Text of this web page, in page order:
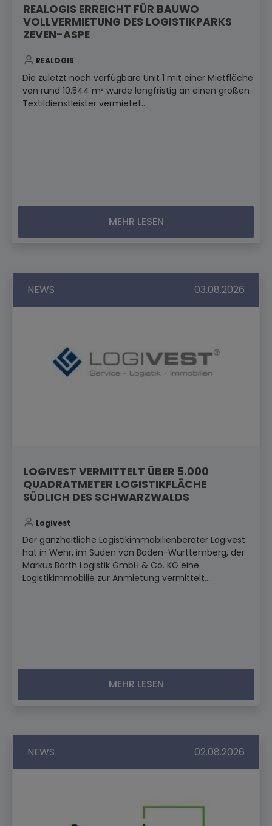
REALOGIS ERREICHT FÜR BAUWO
VOLLVERMIETUNG DES LOGISTIKPARKS
ZEVEN-ASPE
REALOGIS
Die zuletzt noch verfügbare Unit 1 mit einer Mietfläche
von rund 10.544 m² wurde langfristig an einen großen
Textildienstleister vermietet....
MEHR LESEN
NEWS 03.08.2026
LOGIVEST VERMITTELT ÜBER 5.000
QUADRATMETER LOGISTIKFLÄCHE
SÜDLICH DES SCHWARZWALDS
Logivest
Der ganzheitliche Logistikimmobilienberater Logivest
hat in Wehr, im Süden von Baden-Württemberg, der
Markus Barth Logistik GmbH & Co. KG eine
Logistikimmobilie zur Anmietung vermittelt....
MEHR LESEN
NEWS 02.08.2026